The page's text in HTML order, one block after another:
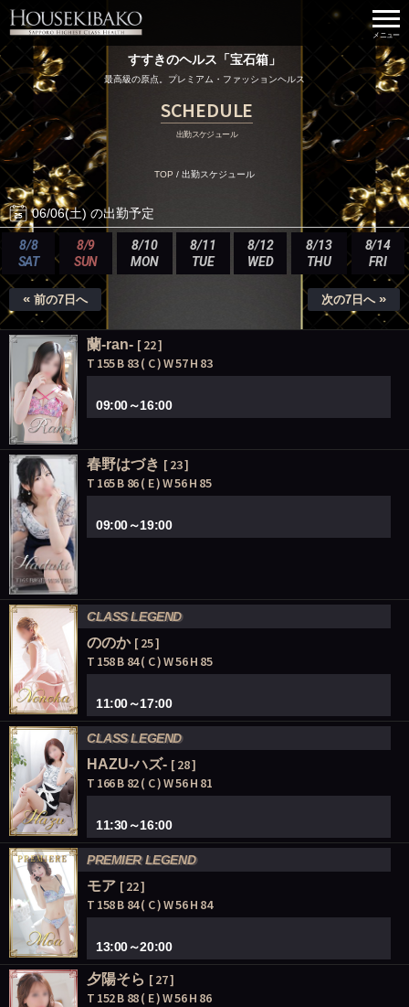
すすきのヘルス「宝石箱」
最高級の原点。プレミアム・ファッションヘルス
SCHEDULE
出勤スケジュール
TOP / 出勤スケジュール
06/06(土) の出勤予定
8/8
SAT
8/9
SUN
8/10
MON
8/11
TUE
8/12
WED
8/13
THU
8/14
FRI
« 前の7日へ 次の7日へ »
蘭-ran- [ 22 ]
T 155 B 83 ( C ) W 57 H 83
09:00～16:00
春野はづき [ 23 ]
T 165 B 86 ( E ) W 56 H 85
09:00～19:00
CLASS LEGEND
ののか [ 25 ]
T 158 B 84 ( C ) W 56 H 85
11:00～17:00
CLASS LEGEND
HAZU-ハズ- [ 28 ]
T 166 B 82 ( C ) W 56 H 81
11:30～16:00
PREMIER LEGEND
モア [ 22 ]
T 158 B 84 ( C ) W 56 H 84
13:00～20:00
夕陽そら [ 27 ]
T 152 B 88 ( E ) W 56 H 86